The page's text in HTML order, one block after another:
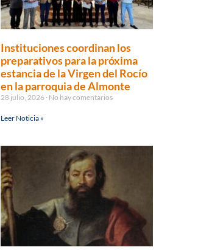
Instituciones coordinan los
preparativos para la próxima
estancia de la Virgen del Rocío
en la parroquia de Almonte
28 julio, 2026 No hay comentarios
Leer Noticia »